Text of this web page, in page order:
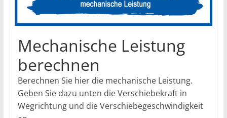
Mechanische Leistung
berechnen
Berechnen Sie hier die mechanische Leistung.
Geben Sie dazu unten die Verschiebekraft in
Wegrichtung und die Verschiebegeschwindigkeit